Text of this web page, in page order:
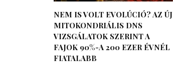
NEM IS VOLT EVOLÚCIÓ? AZ ÚJ
MITOKONDRIÁLIS DNS
VIZSGÁLATOK SZERINT A
FAJOK 90%-A 200 EZER ÉVNÉL
FIATALABB